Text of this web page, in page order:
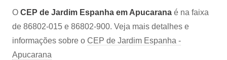
O CEP de Jardim Espanha em Apucarana é na faixa
de 86802-015 e 86802-900. Veja mais detalhes e
informações sobre o CEP de Jardim Espanha -
Apucarana